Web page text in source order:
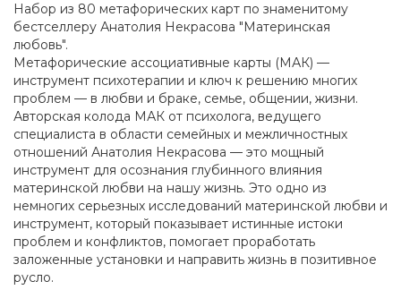
Набор из 80 метафорических карт по знаменитому
бестселлеру Анатолия Некрасова "Материнская
любовь".
Метафорические ассоциативные карты (МАК) —
инструмент психотерапии и ключ к решению многих
проблем — в любви и браке, семье, общении, жизни.
Авторская колода МАК от психолога, ведущего
специалиста в области семейных и межличностных
отношений Анатолия Некрасова — это мощный
инструмент для осознания глубинного влияния
материнской любви на нашу жизнь. Это одно из
немногих серьезных исследований материнской любви и
инструмент, который показывает истинные истоки
проблем и конфликтов, помогает проработать
заложенные установки и направить жизнь в позитивное
русло.